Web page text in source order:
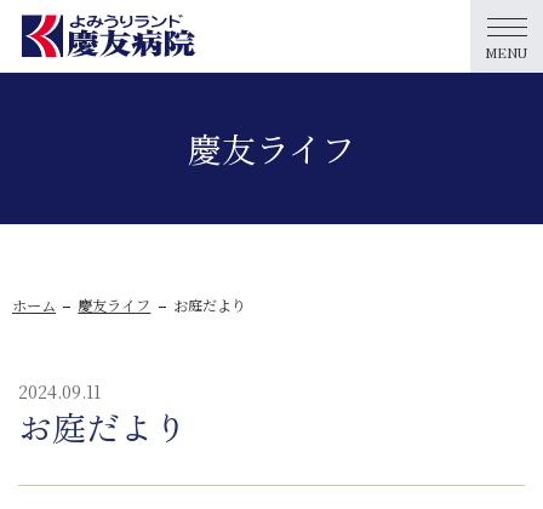
MENU
慶友ライフ
ホーム 慶友ライフ お庭だより
2024.09.11
お庭だより